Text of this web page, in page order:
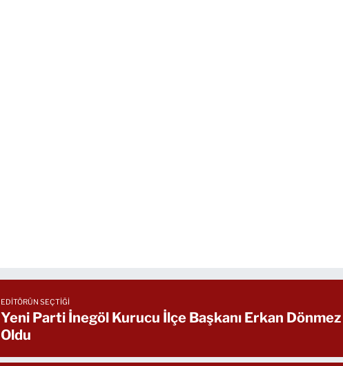
EDITÖRÜN SEÇTIĞI
Yeni Parti İnegöl Kurucu İlçe Başkanı Erkan Dönmez
Oldu